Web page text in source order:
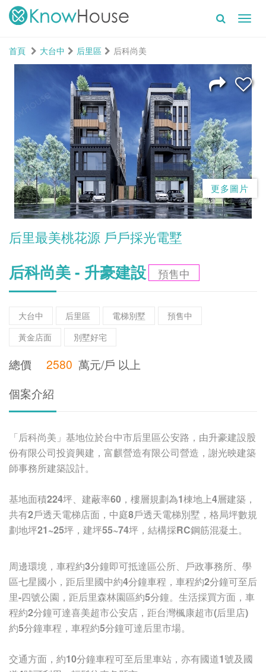
首頁
大台中 后里區 后科尚美
更多圖片
后里最美桃花源 戶戶採光電墅
后科尚美 - 升豪建設 預售中
大台中 后里區 電梯別墅
預售中
黃金店面
別墅好宅
總價 2580 萬元/戶 以上
個案介紹
「后科尚美」基地位於台中市后里區公安路，由升豪建設股
份有限公司投資興建，富麒營造有限公司營造，謝光映建築
師事務所建築設計。
基地面積224坪、建蔽率60 ，樓層規劃為1棟地上4層建築，
共有2戶透天電梯店面，中庭8戶透天電梯別墅，格局坪數規
劃地坪21~25坪，建坪55~74坪，結構採RC鋼筋混凝土。
周邊環境，車程約3分鐘即可抵達區公所、戶政事務所、學
區七星國小，距后里國中約4分鐘車程，車程約2分鐘可至后
里-四號公園，距后里森林園區約5分鐘。生活採買方面，車
程約2分鐘可達喜美超市公安店，距台灣楓康超市(后里店)
約5分鐘車程，車程約5分鐘可達后里市場。
交通方面，約10分鐘車程可至后里車站，亦有國道1號及國